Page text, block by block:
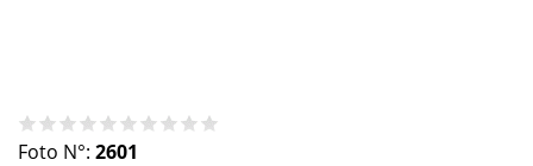
Foto N°: 2601